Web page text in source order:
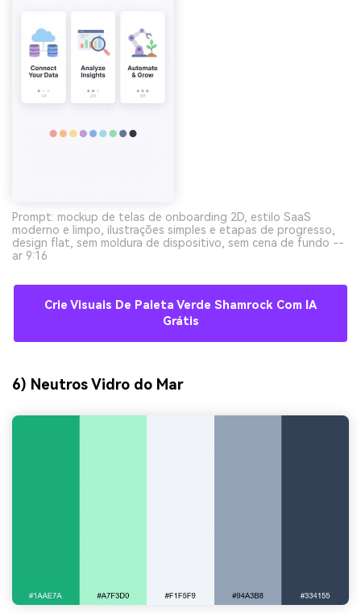
Prompt: mockup de telas de onboarding 2D, estilo SaaS
moderno e limpo, ilustrações simples e etapas de progresso,
design flat, sem moldura de dispositivo, sem cena de fundo --
ar 9:16
Crie Visuais De Paleta Verde Shamrock Com IA
Grátis
6) Neutros Vidro do Mar